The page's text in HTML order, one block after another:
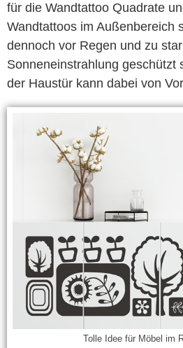
für die Wandtattoo Quadrate
Wandtattoos im Außenbereich
dennoch vor Regen und zu
Sonneneinstrahlung geschützt
der Haustür kann dabei von
Tolle Idee für Möbel im